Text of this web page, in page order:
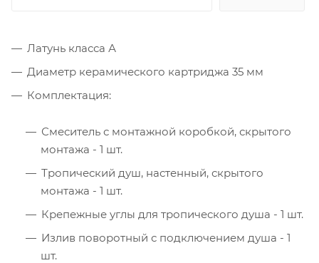
Латунь класса А
Диаметр керамического картриджа 35 мм
Комплектация:
Смеситель с монтажной коробкой, скрытого
монтажа - 1 шт.
Тропический душ, настенный, скрытого
монтажа - 1 шт.
Крепежные углы для тропического душа - 1 шт.
Излив поворотный с подключением душа - 1
шт.